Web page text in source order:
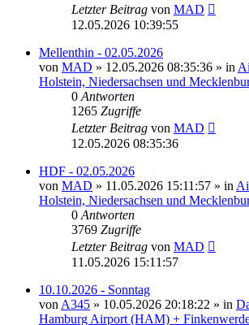
Letzter Beitrag von MAD
12.05.2026 10:39:55
Mellenthin - 02.05.2026
von MAD » 12.05.2026 08:35:36 » in
Holstein, Niedersachsen und
0 Antworten
1265 Zugriffe
Letzter Beitrag von MAD
12.05.2026 08:35:36
HDF - 02.05.2026
von MAD » 11.05.2026 15:11:57 » in
Holstein, Niedersachsen und
0 Antworten
3769 Zugriffe
Letzter Beitrag von MAD
11.05.2026 15:11:57
10.10.2026 - Sonntag
von A345 » 10.05.2026 20:18:22 » in
Hamburg Airport (HAM) +